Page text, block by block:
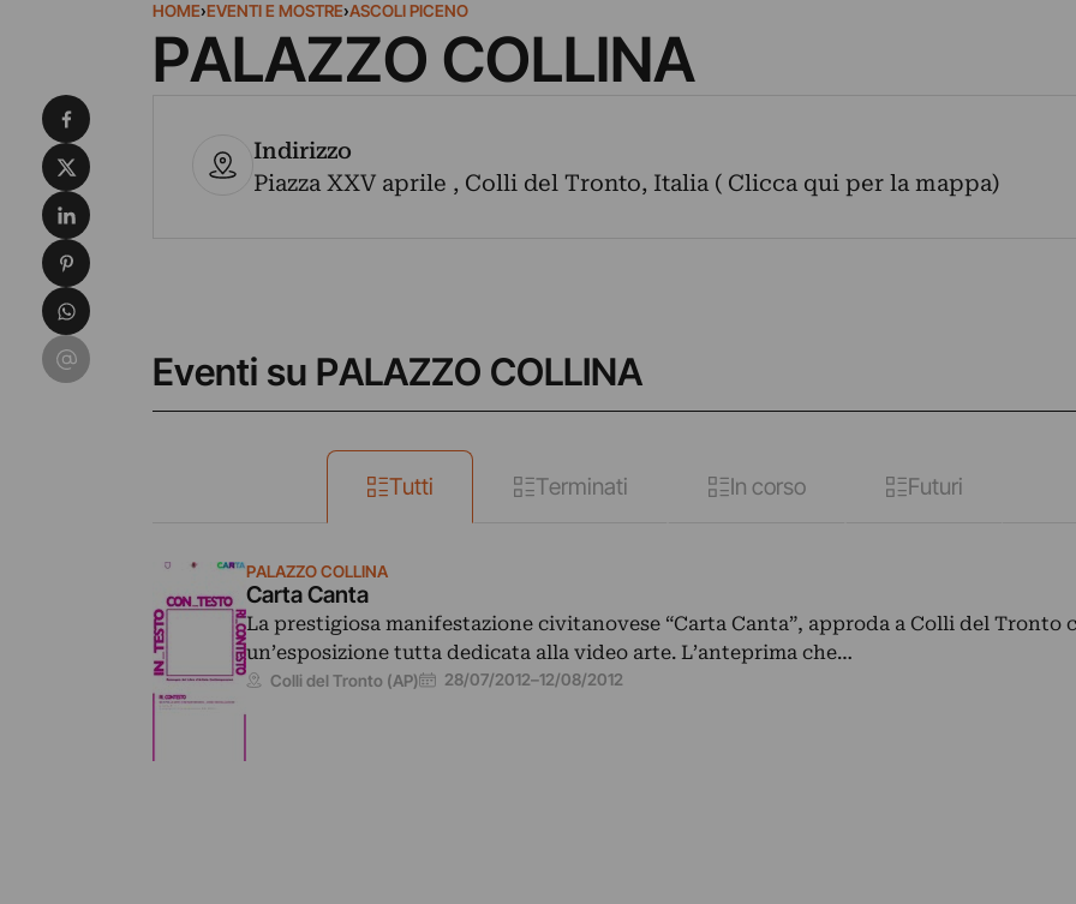
HOME›EVENTI E MOSTRE›ASCOLI PICENO
PALAZZO COLLINA
Indirizzo
Piazza XXV aprile , Colli del Tronto, Italia ( Clicca qui per la mappa)
Eventi su PALAZZO COLLINA
Tutti Terminati In corso Futuri
PALAZZO COLLINA
Carta Canta
La prestigiosa manifestazione civitanovese “Carta Canta”, approda a Colli del Tronto
un’esposizione tutta dedicata alla video arte. L’anteprima che…
Colli del Tronto (AP) 28/07/2012–12/08/2012
Condividi su Facebook
Condividi su X
Condividi su LinkedIn
Condividi su Pinterest
Condividi su WhatsApp
Condividi su Email